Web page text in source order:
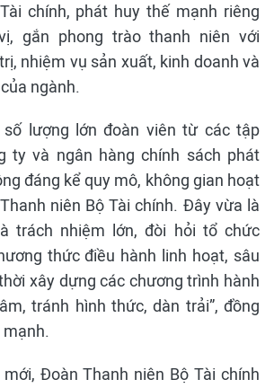
chính, phát huy thế mạnh riêng
gắn phong trào thanh niên với
nhiệm vụ sản xuất, kinh doanh và
ngành.
số lượng lớn đoàn viên từ các tập
ty và ngân hàng chính sách phát
đáng kể quy mô, không gian hoạt
niên Bộ Tài chính. Đây vừa là
trách nhiệm lớn, đòi hỏi tổ chức
thức điều hành linh hoạt, sâu
xây dựng các chương trình hành
tránh hình thức, dàn trải”, đồng
Đoàn Thanh niên Bộ Tài chính